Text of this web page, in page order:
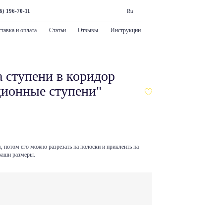
196-70-11 Ru
и оплата Статьи Отзывы Инструкции
ступени в коридор
ступени"
его можно разрезать на полоски и приклеить на
размеры.